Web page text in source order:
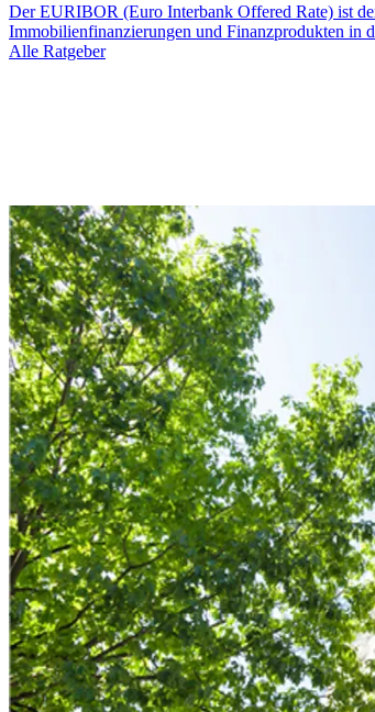
Der EURIBOR (Euro Interbank Offered Rate) ist
Immobilienfinanzierungen und Finanzprodukten in
Alle Ratgeber